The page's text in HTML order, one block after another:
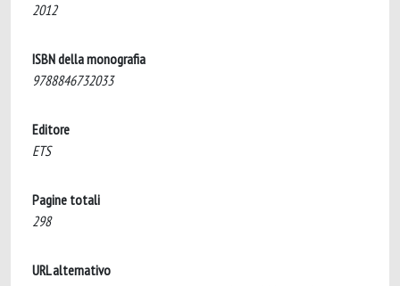
2012
ISBN della monografia
9788846732033
Editore
ETS
Pagine totali
298
URL alternativo